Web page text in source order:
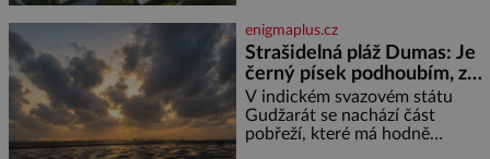
jediného dne můžete
nahlédnout do útrob jedné z
nejvýznamnějších vodních
elektráren v Evropě, vydat se na
horské hřebeny, projet se na
koloběžce a den zakončit
poznáváním památek ve
enigmaplus.cz
Strašidelná pláž Dumas: Je
černý písek podhoubím, ze
kterého roste zlo?
V indickém svazovém státu
Gudžarát se nachází část
pobřeží, které má hodně